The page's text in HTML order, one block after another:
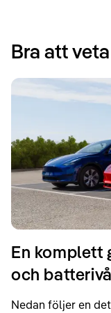
Bra att veta
En komplett
och
Nedan följer en